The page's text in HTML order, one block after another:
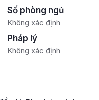
Số phòng ngủ
Không xác định
Pháp lý
Không xác định